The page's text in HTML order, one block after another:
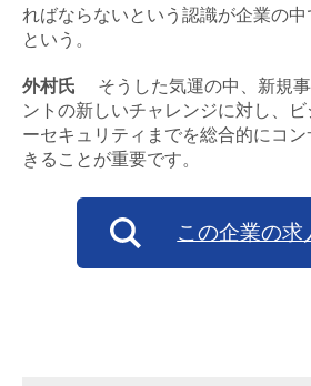
ればならないという認識が企業の
という。
外村氏
そうした気運の中、新規
ントの新しいチャレンジに対し、
ーセキュリティまでを総合的にコ
きることが重要です。
この企業の求